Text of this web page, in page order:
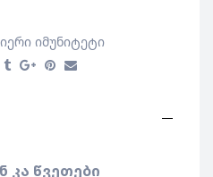
Იმუნიტეტი
კა წვეთები